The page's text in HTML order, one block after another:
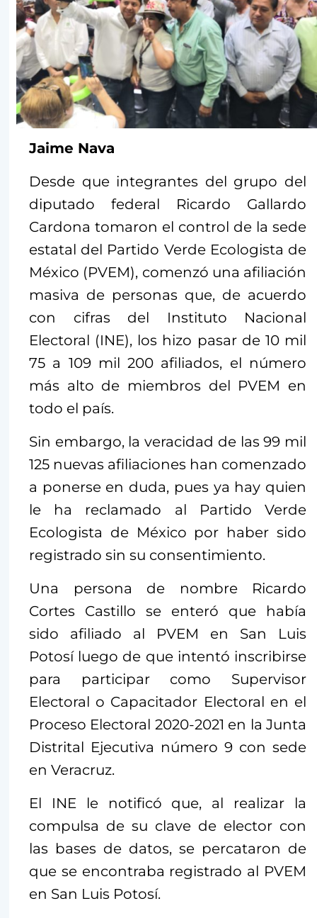
Jaime Nava
Desde que integrantes del grupo del
diputado federal Ricardo Gallardo
Cardona tomaron el control de la sede
estatal del Partido Verde Ecologista de
México (PVEM), comenzó una afiliación
masiva de personas que, de acuerdo
con cifras del Instituto Nacional
Electoral (INE), los hizo pasar de 10 mil
75 a 109 mil 200 afiliados, el número
más alto de miembros del PVEM en
todo el país.
Sin embargo, la veracidad de las 99 mil
125 nuevas afiliaciones han comenzado
a ponerse en duda, pues ya hay quien
le ha reclamado al Partido Verde
Ecologista de México por haber sido
registrado sin su consentimiento.
Una persona de nombre Ricardo
Cortes Castillo se enteró que había
sido afiliado al PVEM en San Luis
Potosí luego de que intentó inscribirse
para participar como Supervisor
Electoral o Capacitador Electoral en el
Proceso Electoral 2020-2021 en la Junta
Distrital Ejecutiva número 9 con sede
en Veracruz.
El INE le notificó que, al realizar la
compulsa de su clave de elector con
las bases de datos, se percataron de
que se encontraba registrado al PVEM
en San Luis Potosí.